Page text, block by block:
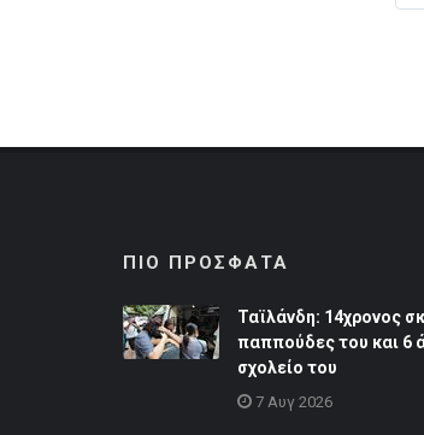
ΠΙΟ ΠΡΟΣΦΑΤΑ
Ταϊλάνδη: 14χρονος
παππούδες του και 6
σχολείο του
7 Αυγ 2026